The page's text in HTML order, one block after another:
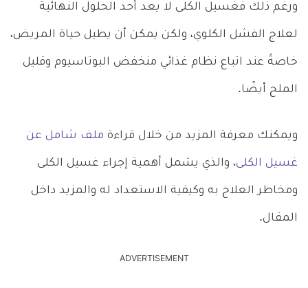
ورغم ذلك فغسيل الكلى لا يعد أحد الحلول النهائية
لعلاج الفشل الكلوي، ولكن يمكن أن يطيل حياة المريض،
خاصةً عند اتباع نظام غذائي منخفض البوتاسيوم وقليل
الملح أيضًا.
ويمكنك معرفة المزيد من خلال قراءة ملف شامل عن
غسيل الكلى، والذي يشمل أهمية إجراء غسيل الكلى
ومخاطر العلاج به وكيفية الاستعداد له والمزيد داخل
المقال.
ADVERTISEMENT